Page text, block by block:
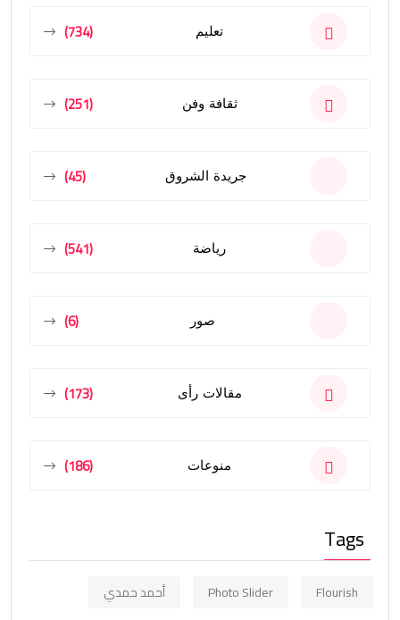
تعليم (734)
ثقافة وفن (251)
جريدة الشروق (45)
رياضة (541)
صور (6)
مقالات رأى (173)
منوعات (186)
Tags
Flourish
Photo Slider
أحمد حمدي